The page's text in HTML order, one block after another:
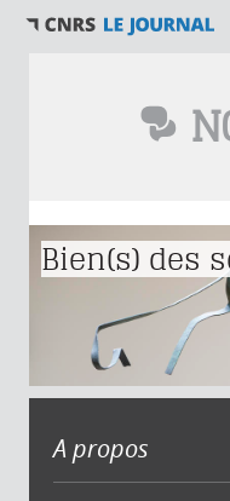
Vous êtes ici
Bien(s) des
A propos